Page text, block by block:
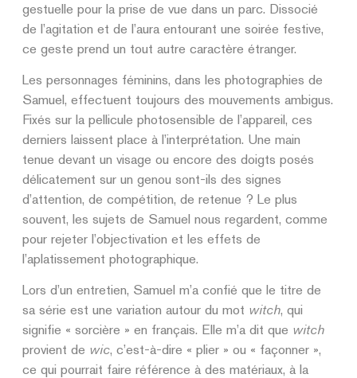
gestuelle pour la prise de vue dans un parc. Dissocié
de l’agitation et de l’aura entourant une soirée festive,
ce geste prend un tout autre caractère étranger.
Les personnages féminins, dans les photographies de
Samuel, effectuent toujours des mouvements ambigus.
Fixés sur la pellicule photosensible de l’appareil, ces
derniers laissent place à l’interprétation. Une main
tenue devant un visage ou encore des doigts posés
délicatement sur un genou sont-ils des signes
d’attention, de compétition, de retenue ? Le plus
souvent, les sujets de Samuel nous regardent, comme
pour rejeter l’objectivation et les effets de
l’aplatissement photographique.
Lors d’un entretien, Samuel m’a confié que le titre de
sa série est une variation autour du mot witch, qui
signifie « sorcière » en français. Elle m’a dit que witch
provient de wic, c’est-à-dire « plier » ou « façonner »,
ce qui pourrait faire référence à des matériaux, à la